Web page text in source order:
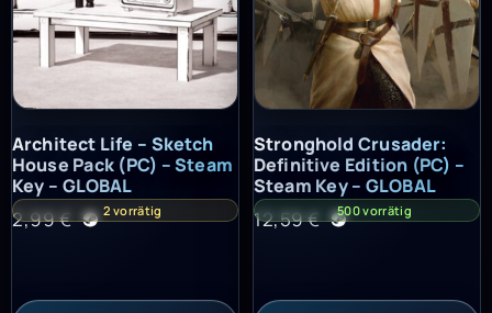
Architect Life – Sketch House Pack (PC) – Steam Key – GLOBAL
Architect Life – Sketch
House Pack (PC) – Steam
Key – GLOBAL
2,99€ 2 vorrätig
Stronghold Crusader: Definitive
Stronghold Crusader:
Definitive Edition (PC) –
Steam Key – GLOBAL
12,59€ 500 vorrätig